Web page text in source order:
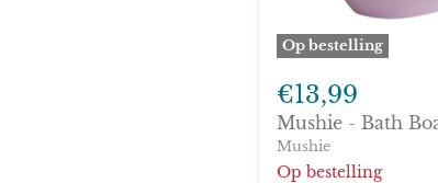
Op bestelling
-
Bath
Boats
-
Petal
€13,99
Mushie - Bath
Mushie
Op bestelling